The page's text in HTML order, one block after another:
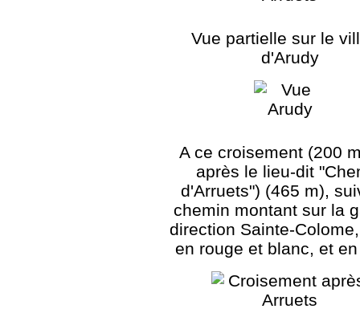
Vue partielle sur le
d'Arudy
A ce croisement (200
après le lieu-dit
d'Arruets") (465 m),
chemin montant sur la
direction Sainte-
en rouge et blanc, et